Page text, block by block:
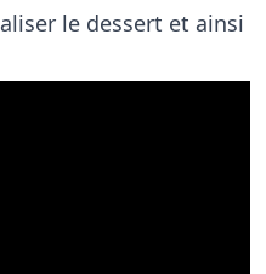
le dessert et ainsi